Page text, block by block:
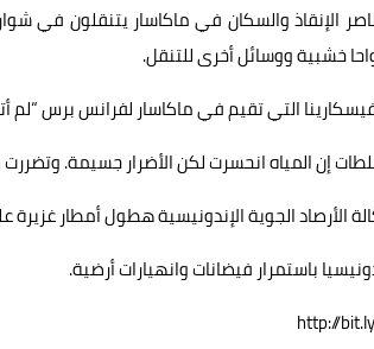
الإنقاذ والسكان في ماكاسار يتنقلون في
خشبية ووسائل أخرى للتنقل.
التي تقيم في ماكاسار لفرانس برس “لم
إن المياه انحسرت لكن الأضرار جسيمة.
الأرصاد الجوية الإندونيسية هطول أمطار غزيرة
باستمرار فيضانات وانهيارات أرضية.
http://